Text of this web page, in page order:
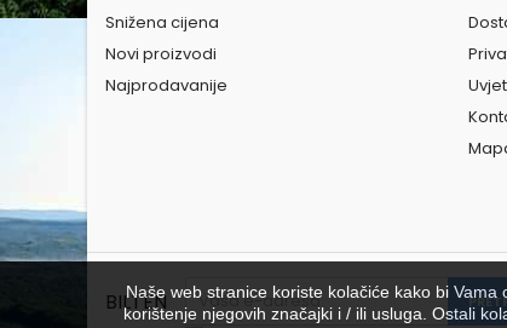
Snižena cijena
Novi proizvodi
Najprodavanije
Naše web stranice koriste kolačiće kako bi
korištenje njegovih značajki i / ili usluga. Ostali
BILTEN